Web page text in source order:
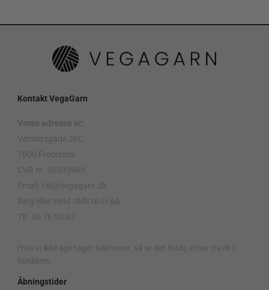
Kontakt VegaGarn
Vores adresse er:
Vendersgade 26C
7000 Fredericia
CVR nr. 36593989
Email: hej@vegagarn.dk
Ring eller send SMS til os på:
Tlf. 40 76 53 63
Hvis vi ikke lige tager telefonen, så er det fordi, vi har travlt i
butikken.
Åbningstider